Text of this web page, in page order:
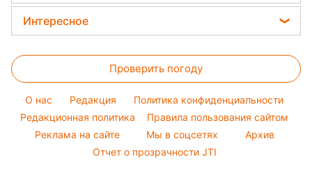
Настя Каменских
Виталий Козловский
Потап
Все о сале
Цены на продукты
Окрашивание волос
Красивый маникюр
Модные ошибки
Советы от Андре Тана
Новости Харькова
Новости Полтавы
Новости Львова
Новости Сум
Новости Днепра
Новости Черкассы
Новости Тернополя
Интересное
Тесты по картинке
Оптические иллюзии
Народные приметы
Все о шоу-бизнесе
Проверить погоду
O нас Редакция
Политика конфиденциальности
Редакционная политика
Правила пользования сайтом
Реклама на сайте
Мы в соцсетях
Архив
Отчет о прозрачности JTI